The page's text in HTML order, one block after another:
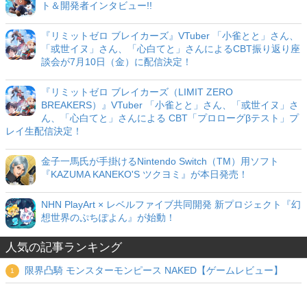
ト＆開発者インタビュー!!
『リミットゼロ ブレイカーズ』VTuber 「小雀とと」さん、
「或世イヌ」さん、「心白てと」さんによるCBT振り返り座
談会が7月10日（金）に配信決定！
『リミットゼロ ブレイカーズ（LIMIT ZERO
BREAKERS）』VTuber 「小雀とと」さん、「或世イヌ」さ
ん、「心白てと」さんによる CBT「プロローグβテスト」プ
レイ生配信決定！
金子一馬氏が手掛けるNintendo Switch（TM）用ソフト
『KAZUMA KANEKO'S ツクヨミ』が本日発売！
NHN PlayArt × レベルファイブ共同開発 新プロジェクト『幻
想世界のぷちぽよん』が始動！
人気の記事ランキング
限界凸騎 モンスターモンピース NAKED【ゲームレビュー】